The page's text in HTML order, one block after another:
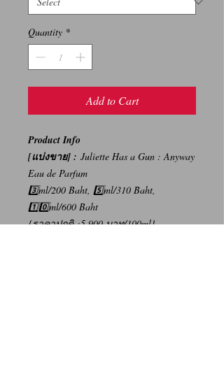
Quantity *
Add to Cart
Product Info
[แบ่งขาย] : Juliette Has a Gun : Anyway
Eau de Parfum
3️⃣ml/200 Baht, 5️⃣ml/310 Baht,
1️⃣0️⃣ml/600 Baht
{ราคาปกติ :5,900 บาท/100ml}